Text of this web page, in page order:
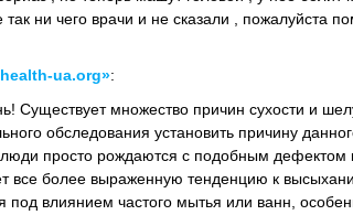
ни чего врачи и не сказали , пожалуйста
ua.org»:
Существует множество причин сухости и
обследования установить причину
просто рождаются с подобным дефектом
все более выраженную тенденцию к
под влиянием частого мытья или ванн,